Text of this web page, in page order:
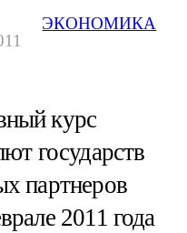
ЭКОНОМИКА
курс
государств
партнеров
2011 года